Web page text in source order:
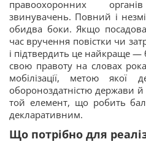
правоохоронних
звинувачень. Повний і
обидва боки. Якщо
час вручення повістки чи
і підтвердить це найкраще —
свою правоту на словах
мобілізації, метою якої
обороноздатністю держави
той елемент, що робить
декларативним.
Що потрібно для